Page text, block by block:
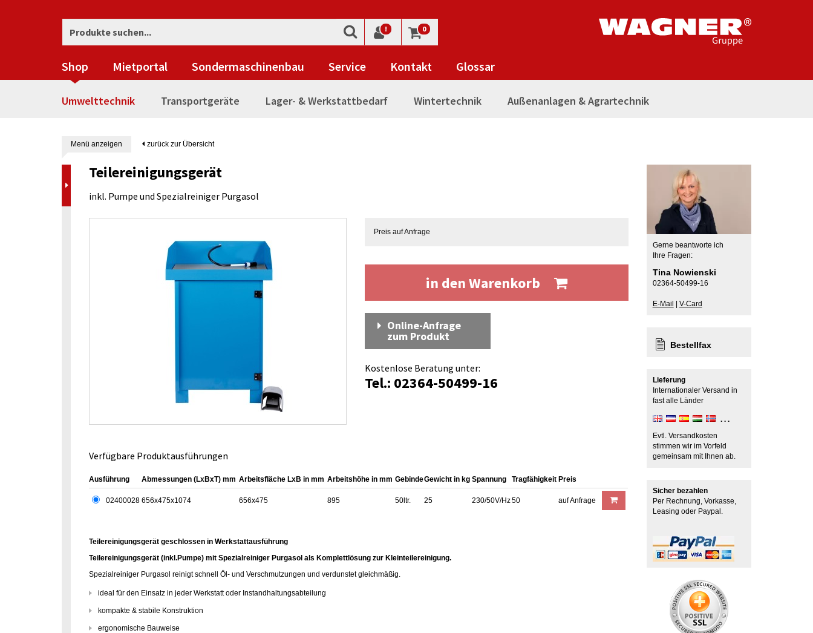
! 0
Shop Mietportal Sondermaschinenbau Service Kontakt Glossar
Umwelttechnik Transportgeräte Lager- & Werkstattbedarf Wintertechnik Außenanlagen & Agrartechnik
Menü anzeigen zurück zur Übersicht
Teilereinigungsgerät
inkl. Pumpe und Spezialreiniger Purgasol
Preis auf Anfrage
in den Warenkorb
Online-Anfrage
zum Produkt
Kostenlose Beratung unter:
Tel.: 02364-50499-16
Verfügbare Produktausführungen
Ausführung Abmessungen (LxBxT) mm Arbeitsfläche LxB in mm Arbeitshöhe in mm GebindeGewicht in kg Spannung Tragfähigkeit Preis
02400028 656x475x1074 656x475 895 50ltr. 25 230/50V/Hz50 auf Anfrage
Teilereinigungsgerät geschlossen in Werkstattausführung
Teilereinigungsgerät (inkl.Pumpe) mit Spezialreiniger Purgasol als Komplettlösung zur Kleinteilereinigung.
Spezialreiniger Purgasol reinigt schnell Öl- und Verschmutzungen und verdunstet gleichmäßig.
ideal für den Einsatz in jeder Werkstatt oder Instandhaltungsabteilung
kompakte & stabile Konstruktion
ergonomische Bauweise
Gerne beantworte ich
Ihre Fragen:
Tina Nowienski
02364-50499-16
E-Mail V-Card
Bestellfax
Lieferung
Internationaler Versand in
fast alle Länder
Evtl. Versandkosten
stimmen wir im Vorfeld
gemeinsam mit Ihnen ab.
Sicher bezahlen
Per Rechnung, Vorkasse,
Leasing oder Paypal.